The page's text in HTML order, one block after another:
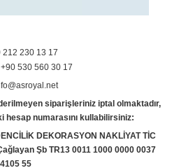
212 230 13 17
530 560 30 17
siparişleriniz iptal olmaktadır,
hesap numarasını kullabilirsiniz:
DEKORASYON NAKLİYAT TİC
Şb TR13 0011 1000 0000 0037
4105 55